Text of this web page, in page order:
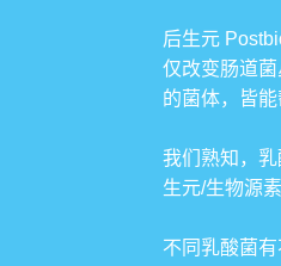
后生元
仅改变肠道
的菌体，皆
我们熟知，
生元/生物源
不同乳酸菌